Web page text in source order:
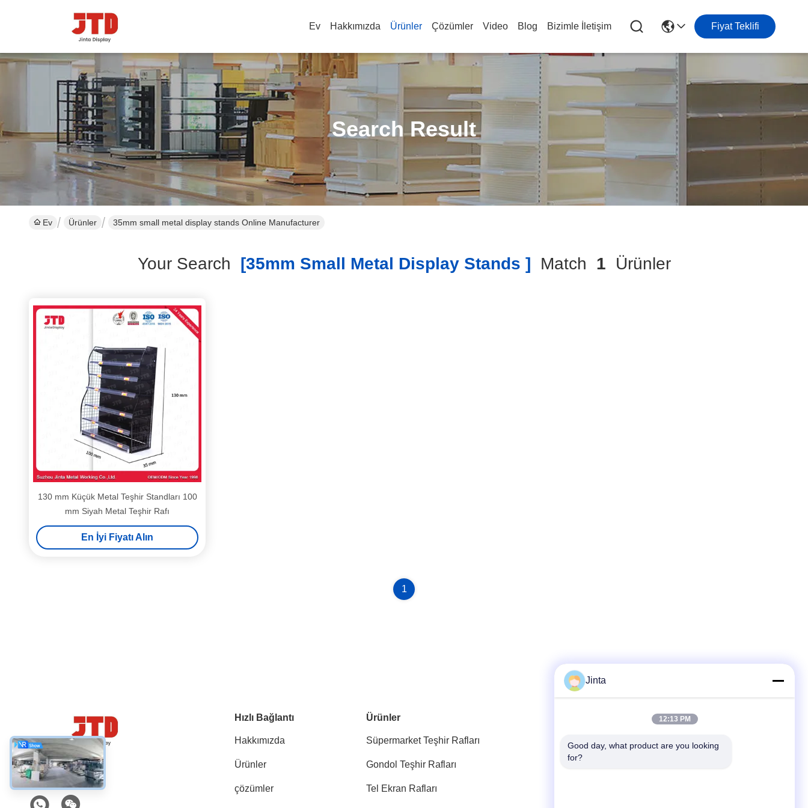
Ev Hakkımızda Ürünler Çözümler Video Blog Bizimle İletişim Fiyat Teklifi
Search Result
Ev Ürünler 35mm small metal display stands Online Manufacturer
Your Search [35mm Small Metal Display Stands ] Match 1 Ürünler
130 mm Küçük Metal Teşhir Standları 100
mm Siyah Metal Teşhir Rafı
En İyi Fiyatı Alın
1
Sosyal Medya
Hızlı Bağlantı
Hakkımızda
Ürünler
çözümler
Ürünler
Süpermarket Teşhir Rafları
Gondol Teşhir Rafları
Tel Ekran Rafları
Televizyon
Jinta
12:13 PM
Good day, what product are you looking
for?